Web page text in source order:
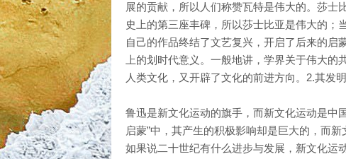
展的贡献，所以人们称赞瓦特是伟大的。莎士
史上的第三座丰碑，所以莎士比亚是伟大的；
自己的作品终结了文艺复兴，开启了后来的启
上的划时代意义。一般地讲，学界关于伟大
人类文化，又开辟了文化的前进方向。2.其发
鲁迅是新文化运动的旗手，而新文化运动是中
启蒙”中，其产生的积极影响却是巨大的，而
如果说二十世纪有什么进步与发展，新文化运